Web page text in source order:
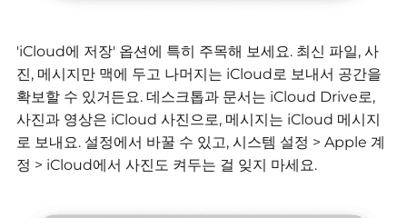
'iCloud에 저장' 옵션에 특히 주목해 보세요. 최신 파일, 사
진, 메시지만 맥에 두고 나머지는 iCloud로 보내서 공간을
확보할 수 있거든요. 데스크톱과 문서는 iCloud Drive로,
사진과 영상은 iCloud 사진으로, 메시지는 iCloud 메시지
로 보내요. 설정에서 바꿀 수 있고, 시스템 설정 > Apple 계
정 > iCloud에서 사진도 켜두는 걸 잊지 마세요.